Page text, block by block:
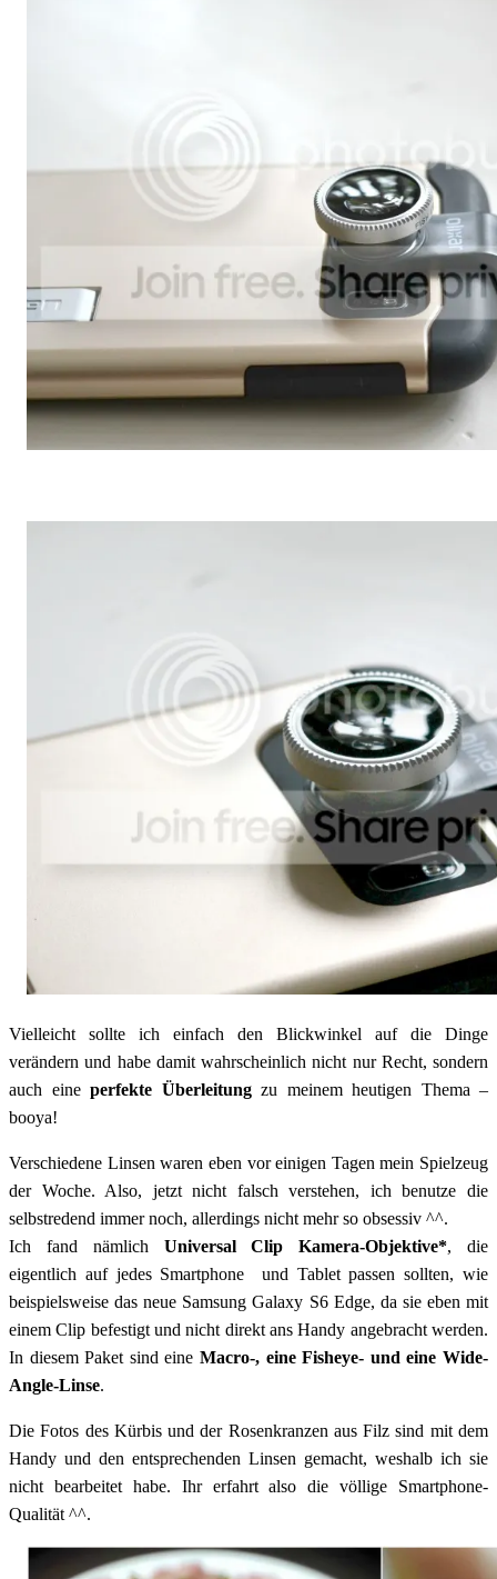
Vielleicht sollte ich einfach den Blickwinkel auf die Dinge
verändern und habe damit wahrscheinlich nicht nur Recht, sondern
auch eineperfekte Überleitungzu meinem heutigen Thema –
booya!
Verschiedene Linsen waren eben vor einigen Tagen mein Spielzeug
der Woche. Also, jetzt nicht falsch verstehen, ich benutze die
selbstredend immer noch, allerdings nicht mehr so obsessiv ^^.
Ich fand nämlich Universal Clip Kamera-Objektive*, die
eigentlich auf jedes Smartphone und Tablet passen sollten, wie
beispielsweise das neue Samsung Galaxy S6 Edge, da sie eben mit
einem Clip befestigt und nicht direkt ans Handy angebracht werden.
In diesem Paket sind eine Macro-, eine Fisheye- und eine Wide-
Angle-Linse.
Die Fotos des Kürbis und der Rosenkranzen aus Filz sind mit dem
Handy und den entsprechenden Linsen gemacht, weshalb ich sie
nicht bearbeitet habe. Ihr erfahrt also die völlige Smartphone-
Qualität ^^.